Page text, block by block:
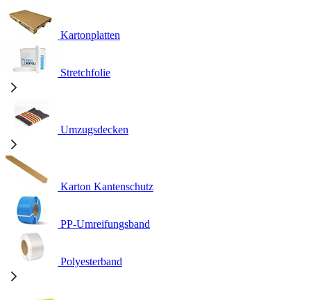
Kartonplatten
Stretchfolie
Umzugsdecken
Karton Kantenschutz
PP-Umreifungsband
Polyesterband